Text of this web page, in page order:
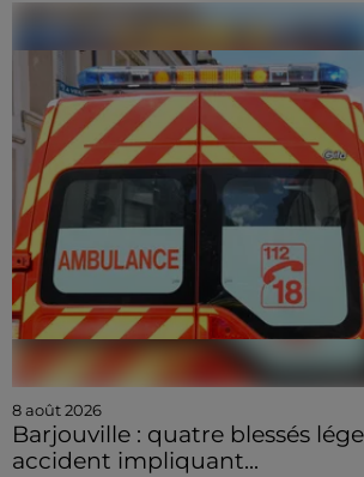
8 août 2026
Barjouville : quatre blessés
accident impliquant...